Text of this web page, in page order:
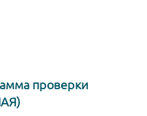
проверки